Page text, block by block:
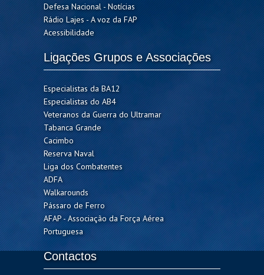
Defesa Nacional - Notícias
Rádio Lajes - A voz da FAP
Acessibilidade
Ligações Grupos e Associações
Especialistas da BA12
Especialistas do AB4
Veteranos da Guerra do Ultramar
Tabanca Grande
Cacimbo
Reserva Naval
Liga dos Combatentes
ADFA
Walkarounds
Pássaro de Ferro
AFAP - Associação da Força Aérea
Portuguesa
Contactos